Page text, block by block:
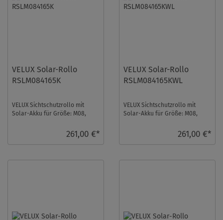
VELUX Solar-Rollo
RSLM084165K
VELUX Sichtschutzrollo mit
Solar-Akku für Größe: M08,
261,00 €*
VELUX Solar-Rollo
RSLM084165KWL
VELUX Sichtschutzrollo mit
Solar-Akku für Größe: M08,
261,00 €*